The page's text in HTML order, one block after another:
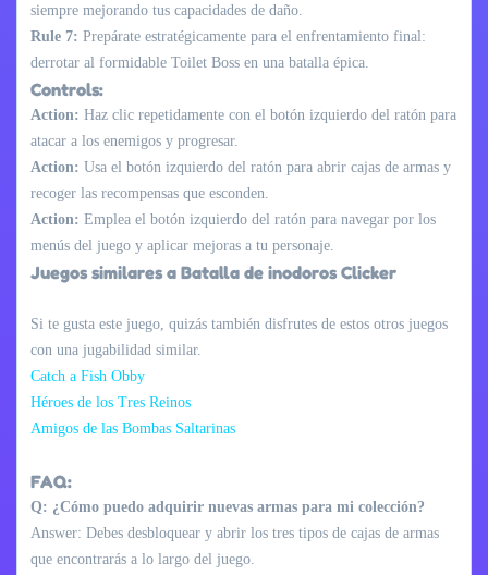
siempre mejorando tus capacidades de daño.
Rule 7: Prepárate estratégicamente para el enfrentamiento final:
derrotar al formidable Toilet Boss en una batalla épica.
Controls:
Action: Haz clic repetidamente con el botón izquierdo del ratón para
atacar a los enemigos y progresar.
Action: Usa el botón izquierdo del ratón para abrir cajas de armas y
recoger las recompensas que esconden.
Action: Emplea el botón izquierdo del ratón para navegar por los
menús del juego y aplicar mejoras a tu personaje.
Juegos similares a Batalla de inodoros Clicker
Si te gusta este juego, quizás también disfrutes de estos otros juegos
con una jugabilidad similar.
Catch a Fish Obby
Héroes de los Tres Reinos
Amigos de las Bombas Saltarinas
FAQ:
Q: ¿Cómo puedo adquirir nuevas armas para mi colección?
Answer: Debes desbloquear y abrir los tres tipos de cajas de armas
que encontrarás a lo largo del juego.